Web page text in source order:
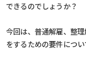
できるのでしょうか？
今回は、普通解雇、整
をするための要件につ